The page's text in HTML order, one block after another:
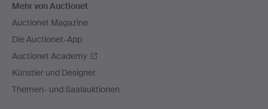
Mehr von Auctionet
Auctionet Magazine
Die Auctionet-App
Auctionet Academy
Künstler und Designer
Themen- und Saalauktionen